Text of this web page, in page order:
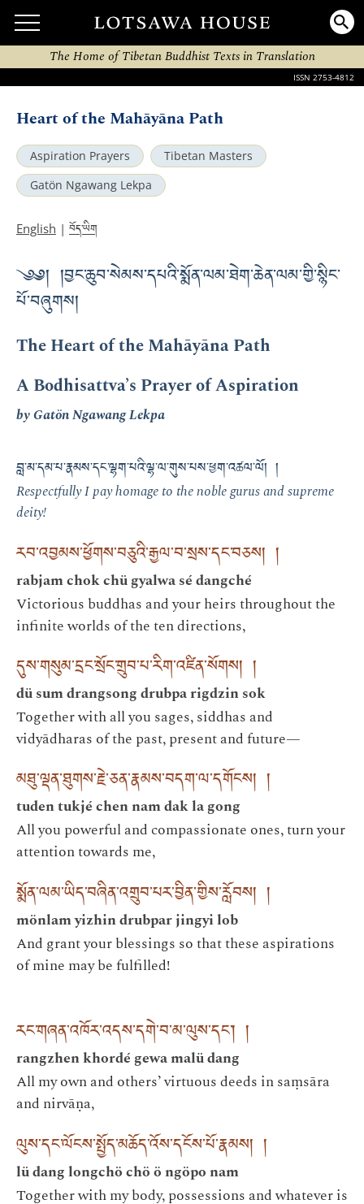
The Home of Tibetan Buddhist Texts in Translation
ISSN 2753-4812
Heart of the Mahāyāna Path
Aspiration Prayers
Tibetan Masters
Gatön Ngawang Lekpa
English | བོད་ཡིག
༄༅། །བྱང་ཆུབ་སེམས་དཔའི་སྨོན་ལམ་ཐེག་ཆེན་ལམ་གྱི་སྙིང་
པོ་བཞུགས།
The Heart of the Mahāyāna Path
A Bodhisattva’s Prayer of Aspiration
by Gatön Ngawang Lekpa
བླ་མ་དམ་པ་རྣམས་དང་ལྷག་པའི་ལྷ་ལ་གུས་པས་ཕྱག་འཚལ་ལོ། །
Respectfully I pay homage to the noble gurus and supreme
deity!
རབ་འབྱམས་ཕྱོགས་བཅུའི་རྒྱལ་བ་སྲས་དང་བཅས། །
rabjam chok chü gyalwa sé dangché
Victorious buddhas and your heirs throughout the
infinite worlds of the ten directions,
དུས་གསུམ་དྲང་སྲོང་གྲུབ་པ་རིག་འཛིན་སོགས། །
dü sum drangsong drubpa rigdzin sok
Together with all you sages, siddhas and
vidyādharas of the past, present and future—
མཐུ་ལྡན་ཐུགས་རྗེ་ཅན་རྣམས་བདག་ལ་དགོངས། །
tuden tukjé chen nam dak la gong
All you powerful and compassionate ones, turn your
attention towards me,
སྨོན་ལམ་ཡིད་བཞིན་འགྲུབ་པར་བྱིན་གྱིས་རློབས། །
mönlam yizhin drubpar jingyi lob
And grant your blessings so that these aspirations
of mine may be fulfilled!
རང་གཞན་འཁོར་འདས་དགེ་བ་མ་ལུས་དང་། །
rangzhen khordé gewa malü dang
All my own and others’ virtuous deeds in saṃsāra
and nirvāṇa,
ལུས་དང་ལོངས་སྤྱོད་མཆོད་འོས་དངོས་པོ་རྣམས། །
lü dang longchö chö ö ngöpo nam
Together with my body, possessions and whatever is